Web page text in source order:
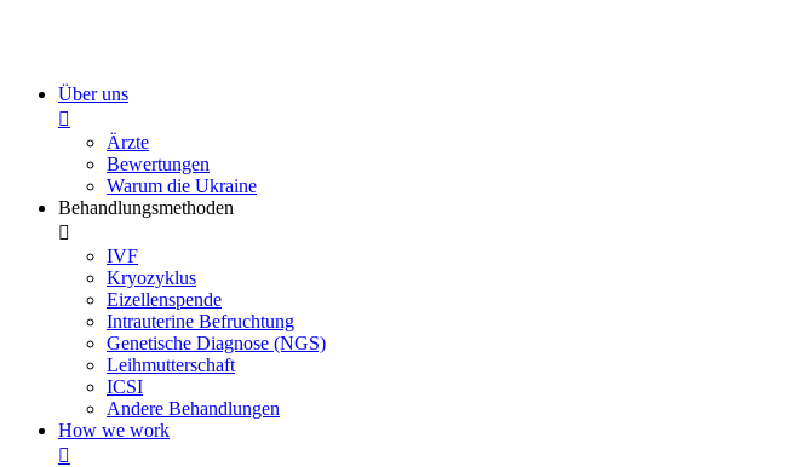
Über uns
Ärzte
Bewertungen
Warum die Ukraine
Behandlungsmethoden
IVF
Kryozyklus
Eizellenspende
Intrauterine Befruchtung
Genetische Diagnose (NGS)
Leihmutterschaft
ICSI
Andere Behandlungen
How we work